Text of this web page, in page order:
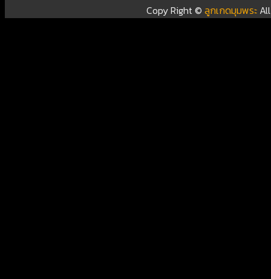
Copy Right ©ลูกเกดมุมพระ